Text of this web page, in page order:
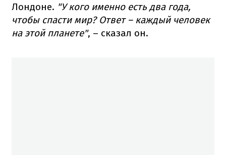
Лондоне. "У кого именно есть два года,
чтобы спасти мир? Ответ – каждый человек
на этой планете", – сказал он.